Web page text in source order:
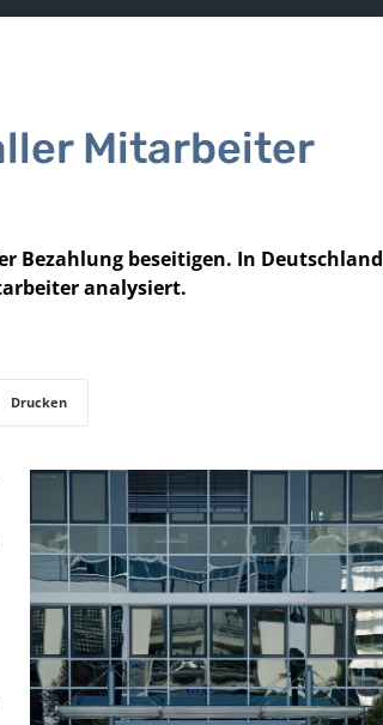
Mitarbeiter
Bezahlung beseitigen. In Deutschland
analysiert.
Drucken